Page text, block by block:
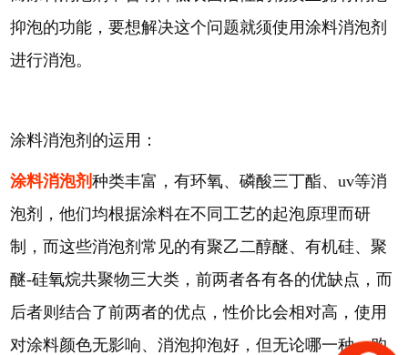
抑泡的功能，要想解决这个问题就须使用涂料消泡剂
进行消泡。
涂料消泡剂的运用：
涂料消泡剂种类丰富，有环氧、磷酸三丁酯、uv等消
泡剂，他们均根据涂料在不同工艺的起泡原理而研
制，而这些消泡剂常见的有聚乙二醇醚、有机硅、聚
醚-硅氧烷共聚物三大类，前两者各有各的优缺点，而
后者则结合了前两者的优点，性价比会相对高，使用
对涂料颜色无影响、消泡抑泡好，但无论哪一种，购